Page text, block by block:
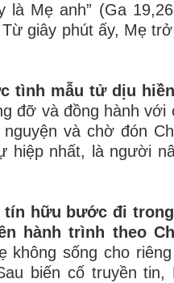
Mẹ anh” (Ga
giây phút ấy, Mẹ
tình mẫu tử dịu
đỡ và đồng hành
và chờ đón
hiệp nhất, là người
hữu bước đi
hành trình theo
sống cho
biến cố truyền tin,